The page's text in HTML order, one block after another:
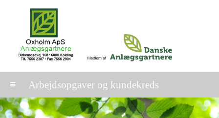
Arbejdsopgaver og kundekreds